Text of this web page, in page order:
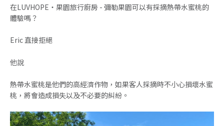
在LUVHOPE・果園旅行廚房 - 彌勒果園可以有採摘熱帶水蜜桃的
體驗嗎？
Eric 直接拒絕
他說
熱帶水蜜桃是他們的高經濟作物，如果客人採摘時不小心損壞水蜜
桃，將會造成損失以及不必要的糾紛。